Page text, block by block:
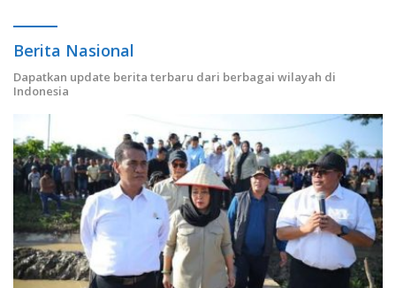
Berita Nasional
Dapatkan update berita terbaru dari berbagai wilayah di
Indonesia